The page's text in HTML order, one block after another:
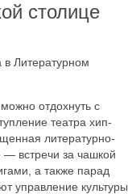
столице
в Литературном
отдохнуть с
театра хип-
литературно-
встречи за чашкой
а также парад
управление культуры